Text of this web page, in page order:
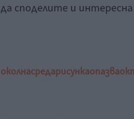
да споделите и
околнасредарисункаопазва